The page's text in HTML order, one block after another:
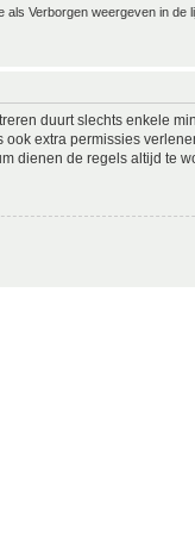
als Verborgen weergeven in de
duurt slechts enkele
extra permissies
dienen de regels altijd te